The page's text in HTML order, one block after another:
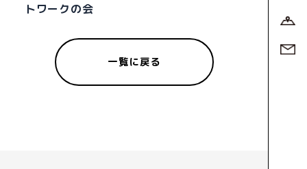
トワークの会
一覧に戻る